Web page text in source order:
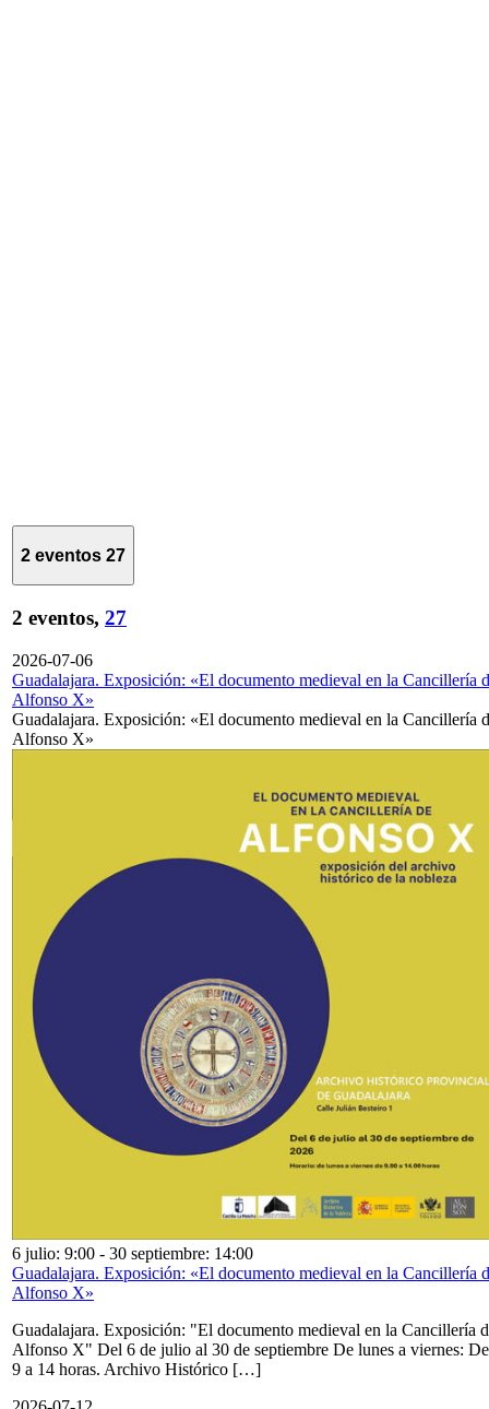
2 eventos 27
2 eventos, 27
2026-07-06
Guadalajara. Exposición: «El documento medieval en la Cancillería
Alfonso X»
Guadalajara. Exposición: «El documento medieval en la Cancillería
Alfonso X»
6 julio: 9:00 - 30 septiembre: 14:00
Guadalajara. Exposición: «El documento medieval en la Cancillería
Alfonso X»
Guadalajara. Exposición: "El documento medieval en la Cancillería
Alfonso X" Del 6 de julio al 30 de septiembre De lunes a viernes: De
9 a 14 horas. Archivo Histórico […]